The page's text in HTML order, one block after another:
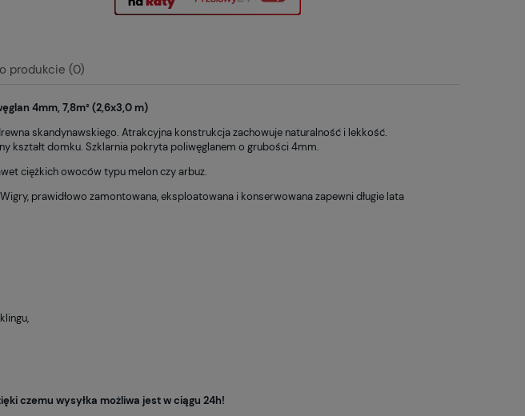
ewentualnych kosztów
produkcie (0)
4mm, 7,8m² (2,6x3,0 m)
skandynawskiego. Atrakcyjna konstrukcja zachowuje naturalność i lekkość.
kształt domku. Szklarnia pokryta poliwęglanem o grubości 4mm.
ciężkich owoców typu melon czy arbuz.
prawidłowo zamontowana, eksploatowana i konserwowana zapewni długie lata
czemu wysyłka możliwa jest w ciągu 24h!